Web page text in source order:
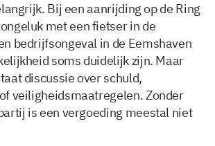
Bij een aanrijding op de Ring
met een fietser in de
bedrijfsongeval in de Eemshaven
soms duidelijk zijn. Maar
discussie over schuld,
veiligheidsmaatregelen. Zonder
is een vergoeding meestal niet